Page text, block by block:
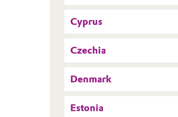
Cyprus
Czechia
Denmark
Estonia